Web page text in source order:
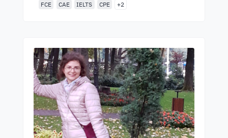
FCE CAE IELTS CPE +2